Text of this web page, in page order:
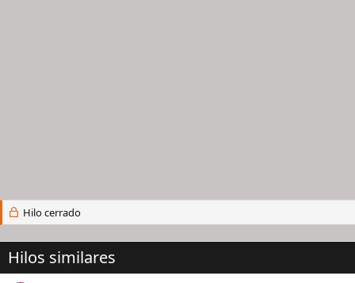
Hilo cerrado
Hilos similares